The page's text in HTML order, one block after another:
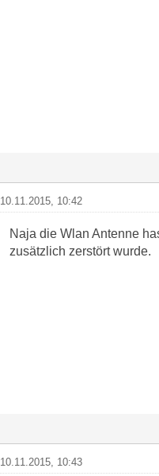
10.11.2015, 10:42
Naja die Wlan Antenne
zusätzlich zerstört wurde.
10.11.2015, 10:43